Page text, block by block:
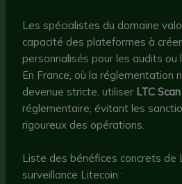
Les spécialistes du domaine
capacité des plateformes à
personnalisés pour les audits ou
En France, où la réglementation
devenue stricte, utiliser LTC Scan
réglementaire, évitant les
rigoureux des opérations.
Liste des bénéfices concrets de
surveillance Litecoin :